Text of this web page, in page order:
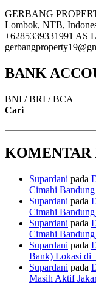
GERBANG
Lombok, NTB,
+6285339331991 AS
BANK
BNI / BRI / BCA
Cari
KOMENTAR
Supardani pada
Cimahi
Supardani pada
Cimahi
Supardani pada
Cimahi
Supardani pada
Bank) Lokasi di
Supardani pada
Masih Aktif